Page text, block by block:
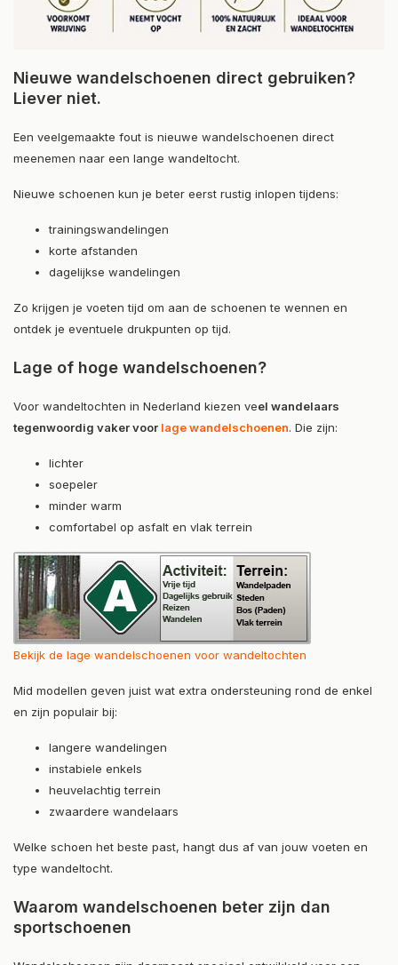
Nieuwe wandelschoenen direct gebruiken?
Liever niet.
Een veelgemaakte fout is nieuwe wandelschoenen direct
meenemen naar een lange wandeltocht.
Nieuwe schoenen kun je beter eerst rustig inlopen tijdens:
trainingswandelingen
korte afstanden
dagelijkse wandelingen
Zo krijgen je voeten tijd om aan de schoenen te wennen en
ontdek je eventuele drukpunten op tijd.
Lage of hoge wandelschoenen?
Voor wandeltochten in Nederland kiezen veel wandelaars
tegenwoordig vaker voor lage wandelschoenen. Die zijn:
lichter
soepeler
minder warm
comfortabel op asfalt en vlak terrein
Bekijk de lage wandelschoenen voor wandeltochten
Mid modellen geven juist wat extra ondersteuning rond de enkel
en zijn populair bij:
langere wandelingen
instabiele enkels
heuvelachtig terrein
zwaardere wandelaars
Welke schoen het beste past, hangt dus af van jouw voeten en
type wandeltocht.
Waarom wandelschoenen beter zijn dan
sportschoenen